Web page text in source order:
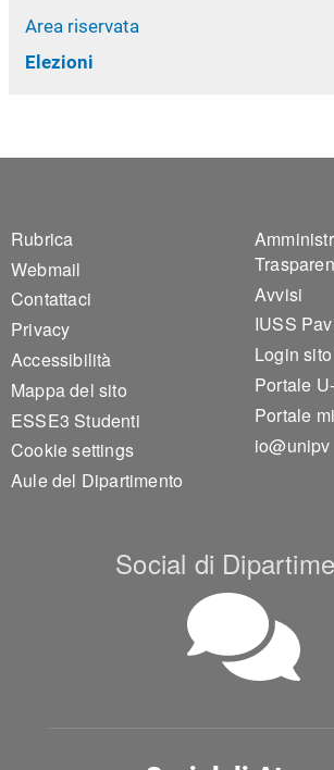
Area riservata
Elezioni
Footer 1
Rubrica
Webmail
Contattaci
Privacy
Accessibilità
Mappa del sito
ESSE3 Studenti
Cookie settings
Aule del Dipartimento
Avvisi
IUSS
Login
Portale
Portale
io@unipv
Social di